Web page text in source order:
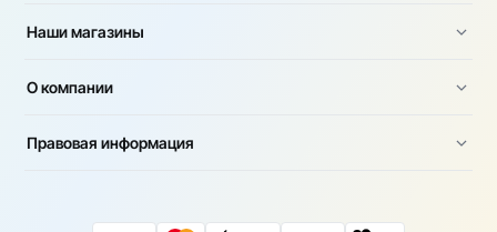
Наши магазины
О компании
Правовая информация